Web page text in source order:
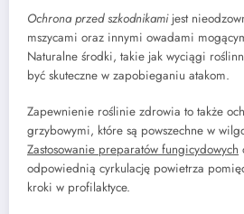
Ochrona przed szkodnikamijest
mszycami oraz innymi owadami
Naturalne środki, takie jak wyciągi
być skuteczne w zapobieganiu atakom.
Zapewnienie roślinie zdrowia to także
grzybowymi, które są powszechne w
Zastosowanie preparatów fungicydowych
odpowiednią cyrkulację powietrza
kroki w profilaktyce.